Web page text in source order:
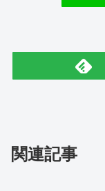
関連記事